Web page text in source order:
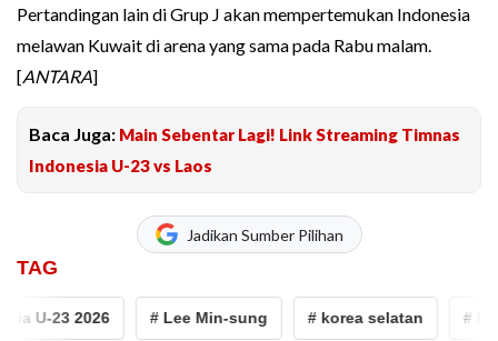
Pertandingan lain di Grup J akan mempertemukan Indonesia
melawan Kuwait di arena yang sama pada Rabu malam.
[ANTARA]
Baca Juga: Main Sebentar Lagi! Link Streaming Timnas
Indonesia U-23 vs Laos
Jadikan Sumber Pilihan
TAG
U-23 2026 # Lee Min-sung # korea selatan #